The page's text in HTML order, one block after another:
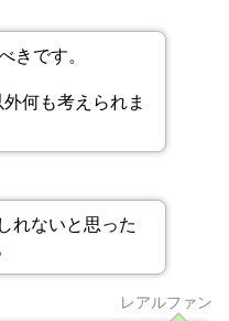
きです。
外何も考えられま
れないと思った
レアルファン